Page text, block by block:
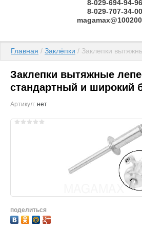
8-029-694-94-96
8-029-707-34-00
Главная / Заклёпки / Заклепки
Заклепки вытяжные
стандартный и широкий
Артикул: нет
поделиться